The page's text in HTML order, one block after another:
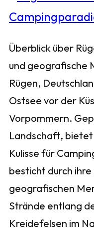
Überblick über
und geografische
Rügen,
Ostsee vor der
Vorpommern.
Landschaft,
Kulisse für
besticht durch
geografischen
Strände entlang
Kreidefelsen im